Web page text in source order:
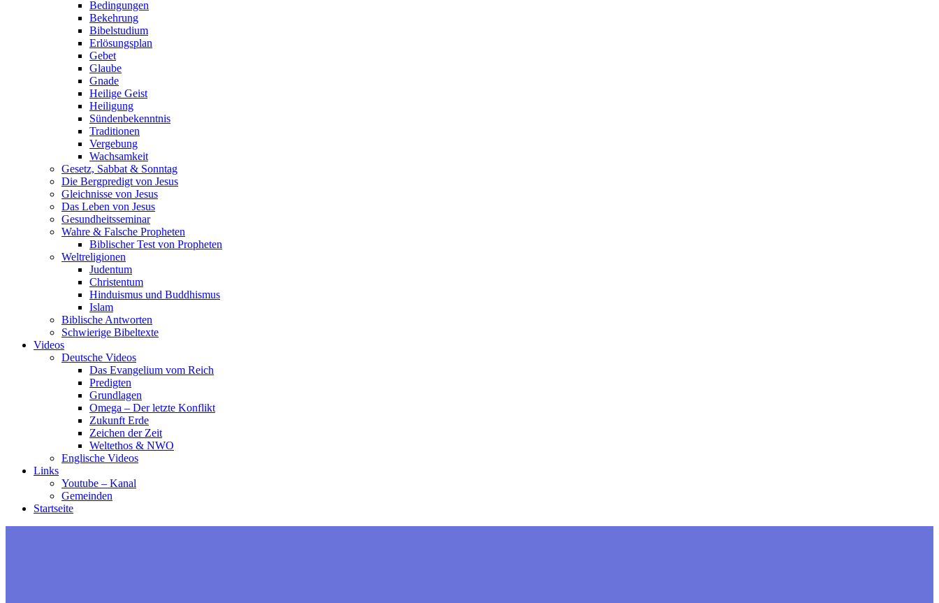
Bedingungen
Bekehrung
Bibelstudium
Erlösungsplan
Gebet
Glaube
Gnade
Heilige Geist
Heiligung
Sündenbekenntnis
Traditionen
Vergebung
Wachsamkeit
Gesetz, Sabbat & Sonntag
Die Bergpredigt von Jesus
Gleichnisse von Jesus
Das Leben von Jesus
Gesundheitsseminar
Wahre & Falsche Propheten
Biblischer Test von Propheten
Weltreligionen
Judentum
Christentum
Hinduismus und Buddhismus
Islam
Biblische Antworten
Schwierige Bibeltexte
Videos
Deutsche Videos
Das Evangelium vom Reich
Predigten
Grundlagen
Omega – Der letzte Konflikt
Zukunft Erde
Zeichen der Zeit
Weltethos & NWO
Englische Videos
Links
Youtube – Kanal
Gemeinden
Startseite